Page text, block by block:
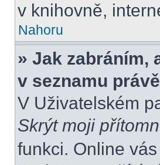
v knihovně,
Nahoru
» Jak zabráním,
v seznamu
V Uživatelském
Skrýt moji
funkci. Online